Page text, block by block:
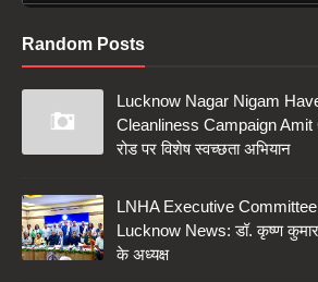
Random Posts
Lucknow Nagar Nigam
Cleanliness Campaign
रोड पर विशेष स्वच्छता अभियान
LNHA Executive
Lucknow News: डॉ. कृष्ण कुमार
के अध्यक्ष